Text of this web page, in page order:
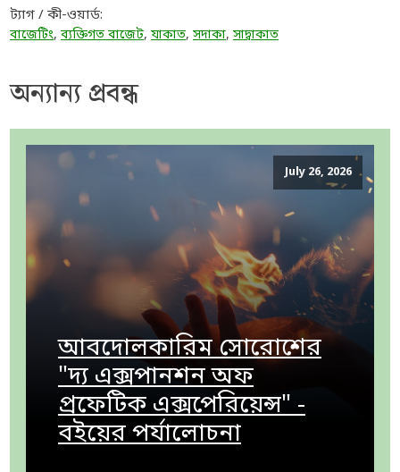
ট্যাগ / কী-ওয়ার্ড:
বাজেটিং, ব্যক্তিগত বাজেট, যাকাত, সদাকা, সাদ্বাকাত
অন্যান্য প্রবন্ধ
July 26, 2026
আবদোলকারিম সোরোশের
"দ্য এক্সপানশন অফ
প্রফেটিক এক্সপেরিয়েন্স" -
বইয়ের পর্যালোচনা